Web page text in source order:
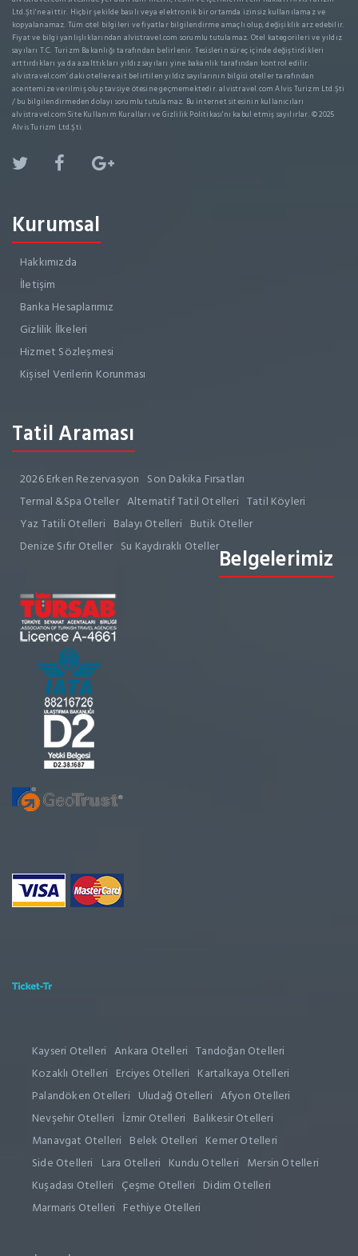
Ltd.Şti'ne aittir. Hiçbir şekilde basılı veya elektronik bir ortamda izinsiz kullanılamaz ve
kopyalanamaz. Tüm otel bilgileri ve fiyatlar bilgilendirme amaçlı olup, değişiklik arz edebilir.
Fiyat ve bilgi yanlışlıklarından alvistravel.com sorumlu tutulamaz. Otel kategorileri ve yıldız
sayıları T.C. Turizm Bakanlığı tarafından belirlenir. Tesislerin süreç içinde değiştirdikleri
arttırdıkları ya da azalttıkları yıldız sayıları yine bakanlık tarafından kontrol edilir.
alvistravel.com’ daki otellere ait belirtilen yıldız sayılarının bilgisi oteller tarafından
acentemize verilmiş olup tavsiye ötesine geçmemektedir. alvistravel.com Alvis Turizm Ltd.Şti
/ bu bilgilendirmeden dolayı sorumlu tutulamaz. Bu internet sitesinin kullanıcıları
alvistravel.com Site Kullanım Kuralları ve Gizlilik Politikası'nı kabul etmiş sayılırlar. © 2025
Alvis Turizm Ltd.Şti.
Kurumsal
Hakkımızda
İletişim
Banka Hesaplarımız
Gizlilik İlkeleri
Hizmet Sözleşmesi
Kişisel Verilerin Korunması
Tatil Araması
2026 Erken Rezervasyon Son Dakika Fırsatları
Termal &Spa Oteller Alternatif Tatil Otelleri Tatil Köyleri
Yaz Tatili Otelleri Balayı Otelleri Butik Oteller
Denize Sıfır Oteller Su Kaydıraklı OtellerBelgelerimiz
Kayseri Otelleri Ankara Otelleri Tandoğan Otelleri
Kozaklı Otelleri Erciyes Otelleri Kartalkaya Otelleri
Palandöken Otelleri Uludağ Otelleri Afyon Otelleri
Nevşehir Otelleri İzmir Otelleri Balıkesir Otelleri
Manavgat Otelleri Belek Otelleri Kemer Otelleri
Side Otelleri Lara Otelleri Kundu Otelleri Mersin Otelleri
Kuşadası Otelleri Çeşme Otelleri Didim Otelleri
Marmaris Otelleri Fethiye Otelleri